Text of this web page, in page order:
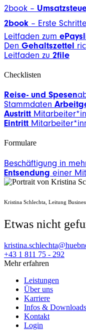
2book –
2book – Erste Schritte
Leitfaden zum
Den Gehaltszettel
Leitfaden zu 2file
Checklisten
Reise- und Spesen
Stammdaten
Austritt
Eintritt
Formulare
Beschäftigung in
Entsendung einer
Kristina Schlechta, Leitung
Etwas nicht
+43 1 811 75 - 292
Mehr erfahren
Leistungen
Über uns
Karriere
Infos & Downloads
Kontakt
Login